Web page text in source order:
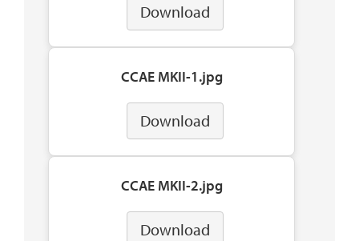
Download
CCAE MKII-1.jpg
Download
CCAE MKII-2.jpg
Download